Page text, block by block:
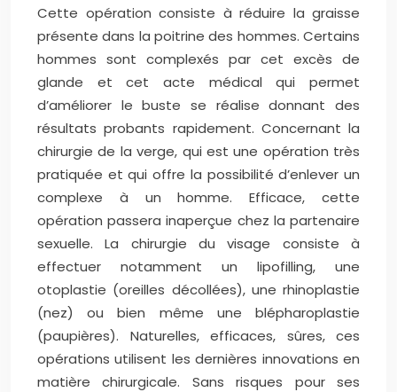
Cette opération consiste à réduire la graisse
présente dans la poitrine des hommes. Certains
hommes sont complexés par cet excès de
glande et cet acte médical qui permet
d’améliorer le buste se réalise donnant des
résultats probants rapidement. Concernant la
chirurgie de la verge, qui est une opération très
pratiquée et qui offre la possibilité d’enlever un
complexe à un homme. Efficace, cette
opération passera inaperçue chez la partenaire
sexuelle. La chirurgie du visage consiste à
effectuer notamment un lipofilling, une
otoplastie (oreilles décollées), une rhinoplastie
(nez) ou bien même une blépharoplastie
(paupières). Naturelles, efficaces, sûres, ces
opérations utilisent les dernières innovations en
matière chirurgicale. Sans risques pour ses